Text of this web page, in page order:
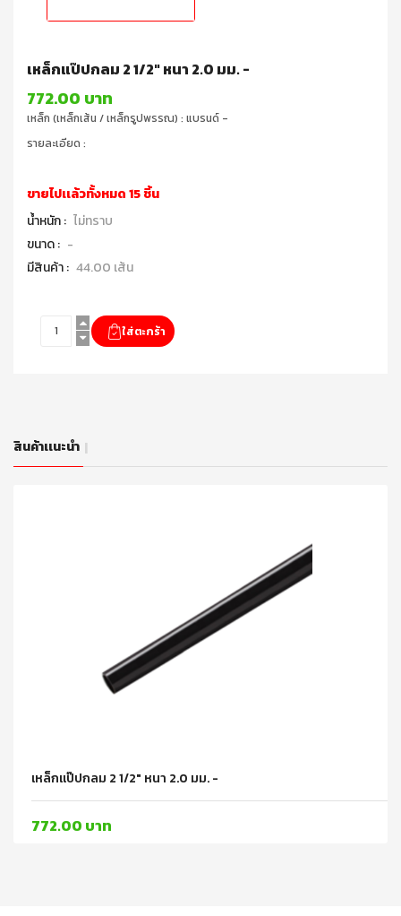
เหล็กแป๊ปกลม 2 1/2" หนา 2.0 มม. -
772.00 บาท
เหล็ก (เหล็กเส้น / เหล็กรูปพรรณ) : แบรนด์ -
รายละเอียด :
ขายไปเเล้วทั้งหมด 15 ชิ้น
น้ำหนัก : ไม่ทราบ
ขนาด : -
มีสินค้า : 44.00 เส้น
สินค้าเเนะนำ
เหล็กแป๊ปกลม 2 1/2" หนา 2.0 มม. -
772.00 บาท